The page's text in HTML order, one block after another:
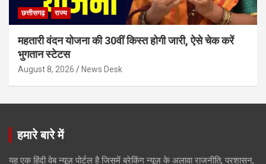
छत्तीसगढ़ राज्य
महतारी वंदन योजना की 30वीं किस्त होगी जारी, ऐसे चेक करें
भुगतान स्टेटस
August 8, 2026 News Desk
हमारे बारे में
यह एक हिंदी वेब न्यूज़ पोर्टल है जिसमें ब्रेकिंग न्यूज़ के अलावा राजनीति, प्रशासन,